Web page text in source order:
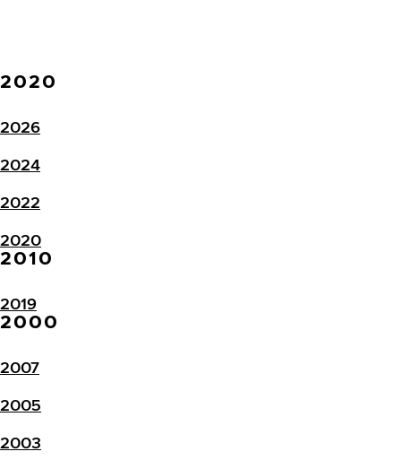
2020
2026
2024
2022
2020
2010
2019
2000
2007
2005
2003